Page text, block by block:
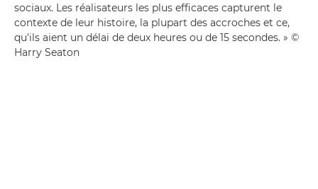
sociaux. Les réalisateurs les plus efficaces capturent le
contexte de leur histoire, la plupart des accroches et ce,
qu'ils aient un délai de deux heures ou de 15 secondes. » ©
Harry Seaton